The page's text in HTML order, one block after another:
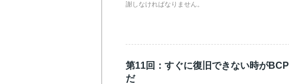
謝しなければなりません。
第11回：すぐに復旧できない時が
だ